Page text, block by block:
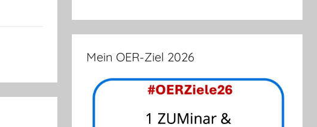
Mein OER-Ziel 2026